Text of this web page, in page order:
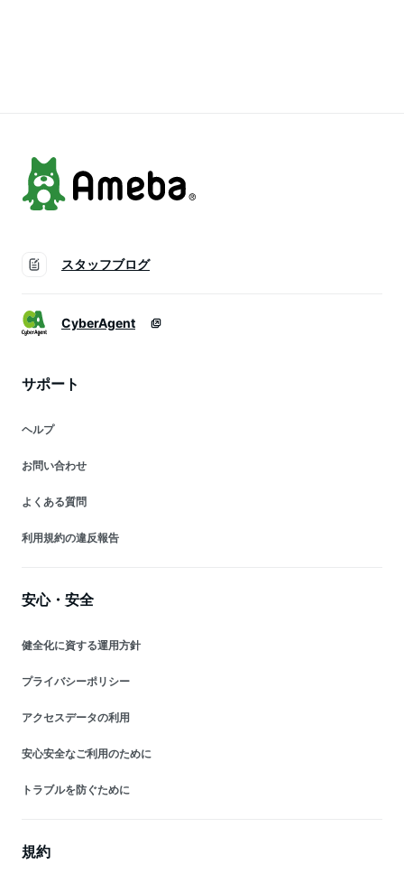
スタッフブログ
CyberAgent
サポート
ヘルプ
お問い合わせ
よくある質問
利用規約の違反報告
安心・安全
健全化に資する運用方針
プライバシーポリシー
アクセスデータの利用
安心安全なご利用のために
トラブルを防ぐために
規約